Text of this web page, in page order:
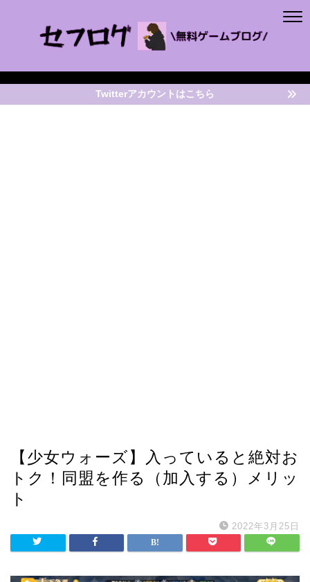
Twitterアカウントはこちら
【少女ウォーズ】入っていると絶対お
トク！同盟を作る（加入する）メリッ
ト
2022年3月25日